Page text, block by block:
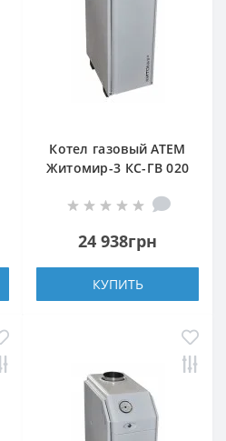
Котел газовый АТЕМ
Житомир-3 КС-ГВ 020
24 938грн
КУПИТЬ